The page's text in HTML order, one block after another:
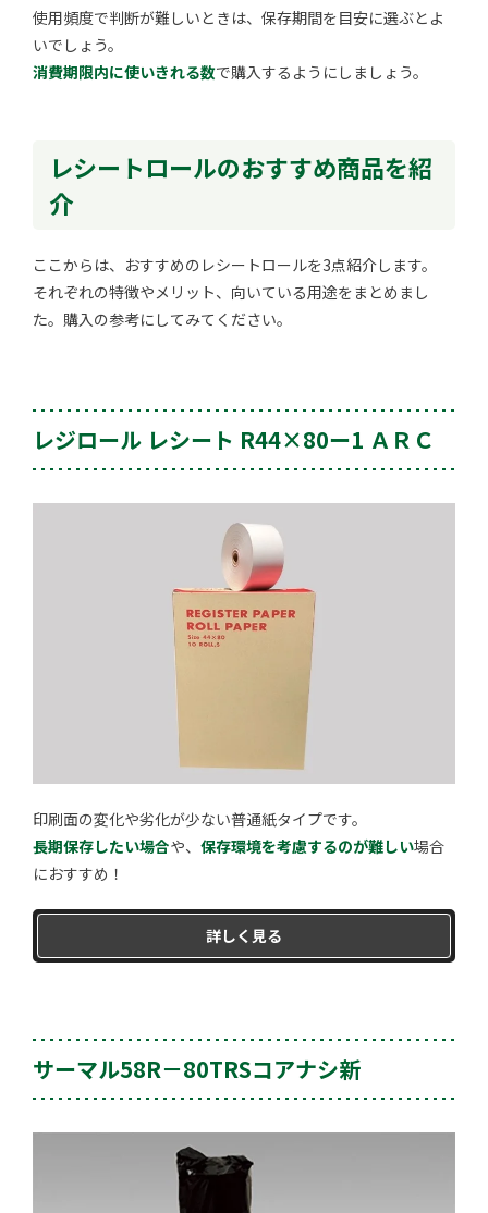
使用頻度で判断が難しいときは、保存期間を目安に選ぶとよ
いでしょう。
消費期限内に使いきれる数で購入するようにしましょう。
レシートロールのおすすめ商品を紹
介
ここからは、おすすめのレシートロールを3点紹介します。
それぞれの特徴やメリット、向いている用途をまとめまし
た。購入の参考にしてみてください。
レジロール レシート R44×80ー1 ＡＲＣ
印刷面の変化や劣化が少ない普通紙タイプです。
長期保存したい場合や、 保存環境を考慮するのが難しい場合
におすすめ！
詳しく見る
サーマル58R－80TRSコアナシ新